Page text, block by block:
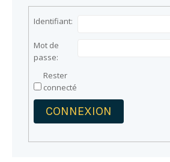
Identifiant:
Mot de
passe:
Rester
connecté
CONNEXION